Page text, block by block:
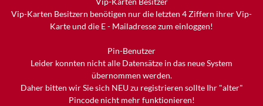
Vip-Karten Besitzern benötigen nur die letzten 4 Ziffern ihrer Vip-
Karte und die E - Mailadresse zum einloggen!
Pin-Benutzer
Leider konnten nicht alle Datensätze in das neue System
übernommen werden.
Daher bitten wir Sie sich NEU zu registrieren sollte Ihr "alter"
Pincode nicht mehr funktionieren!